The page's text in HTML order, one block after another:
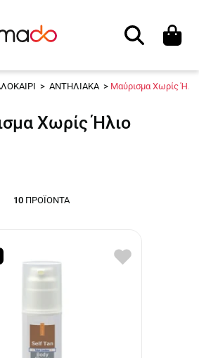
> ΑΝΤΗΛΙΑΚΑ > Μαύρισμα Χωρίς
Χωρίς Ήλιο
10 ΠΡΟΪΌΝΤΑ